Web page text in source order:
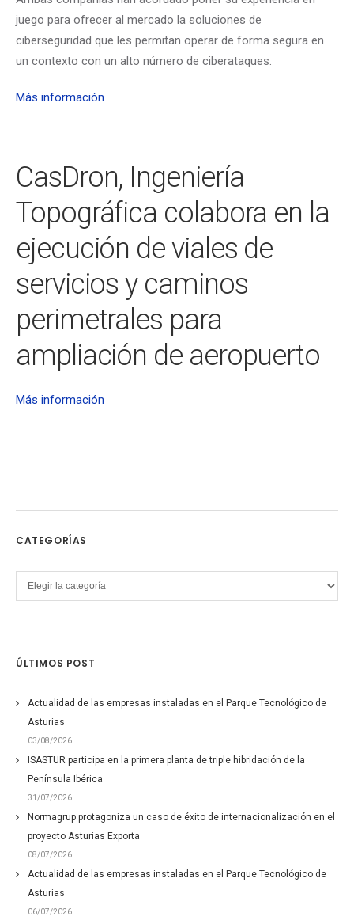
juego para ofrecer al mercado la soluciones de
ciberseguridad que les permitan operar de forma segura en
un contexto con un alto número de ciberataques.
Más información
CasDron, Ingeniería
Topográfica colabora en la
ejecución de viales de
servicios y caminos
perimetrales para
ampliación de aeropuerto
Más información
CATEGORÍAS
Categorías
ÚLTIMOS POST
Actualidad de las empresas instaladas en el Parque Tecnológico de
Asturias
03/08/2026
ISASTUR participa en la primera planta de triple hibridación de la
Península Ibérica
31/07/2026
Normagrup protagoniza un caso de éxito de internacionalización en el
proyecto Asturias Exporta
08/07/2026
Actualidad de las empresas instaladas en el Parque Tecnológico de
Asturias
06/07/2026